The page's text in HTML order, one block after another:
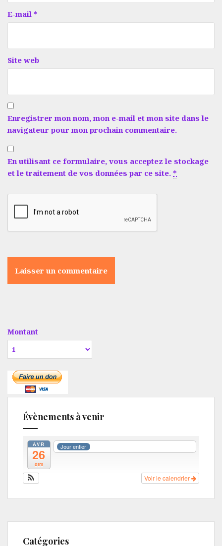
E-mail *
Site web
Enregistrer mon nom, mon e-mail et mon site dans le
navigateur pour mon prochain commentaire.
En utilisant ce formulaire, vous acceptez le stockage
et le traitement de vos données par ce site. *
Montant
Évènements à venir
AVR
26
dim
Jour entier
Voir le calendrier
Catégories